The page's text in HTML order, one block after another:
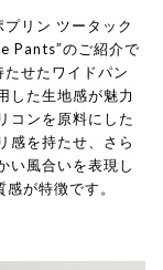
リン ツータック
Pants”のご紹介で
せたワイドパン
した生地感が魅力
コンを原料にした
感を持たせ、さら
い風合いを表現し
が特徴です。